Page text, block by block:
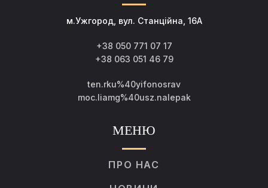
м.Ужгород, вул. Станційна, 16А
+38 050 771 07 17
+38 063 051 46 79
ten.rku%40yifonosrav
moc.liamg%40usz.nalepak
МЕНЮ
ПРО НАС